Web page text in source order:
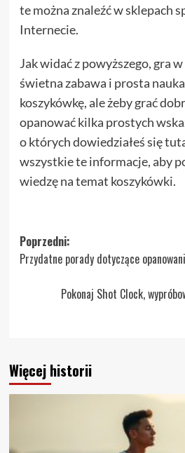
te można znaleźć w sklepach
Internecie.
Jak widać z powyższego, gra
świetna zabawa i prosta
koszykówkę, ale żeby grać
opanować kilka prostych
o których dowiedziałeś się
wszystkie te informacje, aby
wiedzę na temat koszykówki.
Zobacz
wpisy
Poprzedni:
Przydatne porady dotyczące
Pokonaj Shot Clock,
Więcej historii